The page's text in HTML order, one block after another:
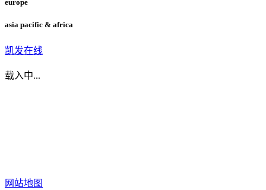
europe
asia pacific & africa
凯发在线
载入中...
网站地图